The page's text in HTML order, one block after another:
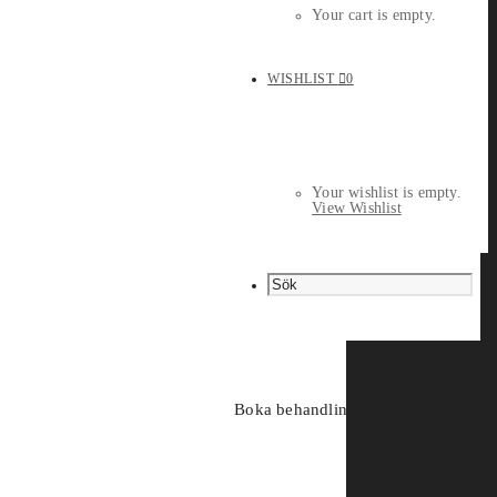
Your cart is empty.
WISHLIST 0
Your wishlist is empty.
View Wishlist
Boka behandling